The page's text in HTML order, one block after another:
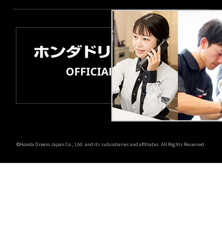
©Honda Dream Japan Co., Ltd. and its subsidiaries and affiliates. All Rights Reserved.